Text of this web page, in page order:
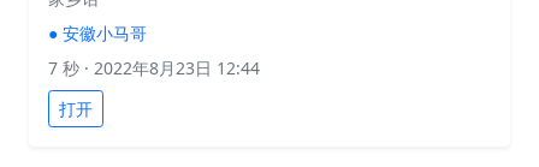
● 安徽小马哥
7 秒 · 2022年8月23日 12:44
打开